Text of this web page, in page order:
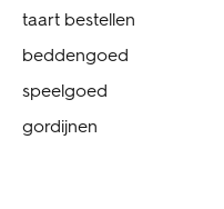
taart bestellen
beddengoed
speelgoed
gordijnen